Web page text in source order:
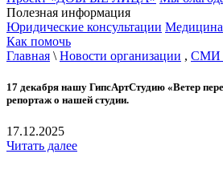
Полезная информация
Юридические консультации Медицина
Как помочь
Главная \ Новости организации , СМИ
17 декабря нашу ГипсАртСтудию «Ветер
репортаж о нашей студии.
17.12.2025
Читать далее